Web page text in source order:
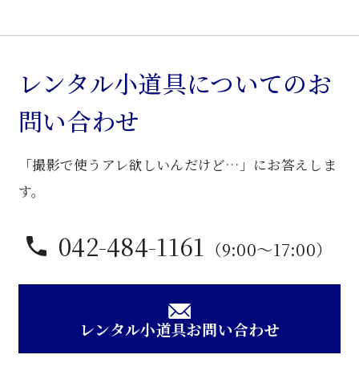
り
棚
個
レンタル小道具についてのお
問い合わせ
「撮影で使うアレ欲しいんだけど…」にお答えしま
す。
042-484-1161 （9:00〜17:00）
レンタル小道具お問い合わせ